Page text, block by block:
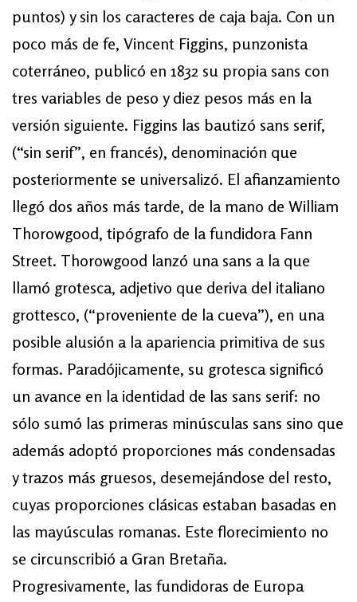
puntos) y sin los caracteres de caja baja. Con un
poco más de fe, Vincent Figgins, punzonista
coterráneo, publicó en 1832 su propia sans con
tres variables de peso y diez pesos más en la
versión siguiente. Figgins las bautizó sans serif,
(“sin serif”, en francés), denominación que
posteriormente se universalizó. El afianzamiento
llegó dos años más tarde, de la mano de William
Thorowgood, tipógrafo de la fundidora Fann
Street. Thorowgood lanzó una sans a la que
llamó grotesca, adjetivo que deriva del italiano
grottesco, (“proveniente de la cueva”), en una
posible alusión a la apariencia primitiva de sus
formas. Paradójicamente, su grotesca significó
un avance en la identidad de las sans serif: no
sólo sumó las primeras minúsculas sans sino que
además adoptó proporciones más condensadas
y trazos más gruesos, desemejándose del resto,
cuyas proporciones clásicas estaban basadas en
las mayúsculas romanas. Este florecimiento no
se circunscribió a Gran Bretaña.
Progresivamente, las fundidoras de Europa